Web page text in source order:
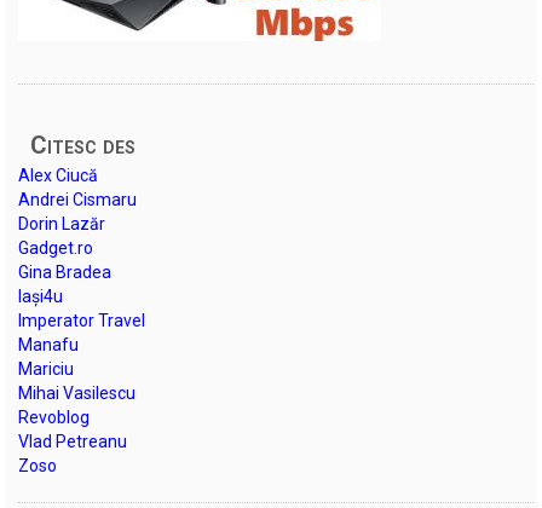
Citesc des
Alex Ciucă
Andrei Cismaru
Dorin Lazăr
Gadget.ro
Gina Bradea
Iași4u
Imperator Travel
Manafu
Mariciu
Mihai Vasilescu
Revoblog
Vlad Petreanu
Zoso